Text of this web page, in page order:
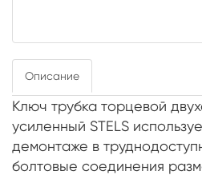
Описание
Ключ трубка торцевой
усиленный STELS
демонтаже в
болтовые соединения